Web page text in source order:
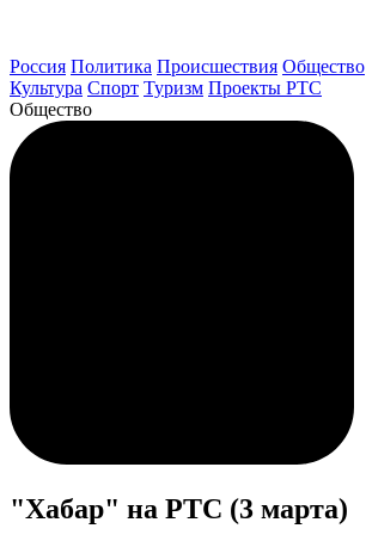
Россия Политика Происшествия Общество
Культура Спорт Туризм Проекты РТС
Общество
"Хабар" на РТС (3 марта)